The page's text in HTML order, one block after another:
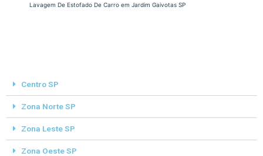
Lavagem De Estofado De Carro em Jardim Gaivotas SP
Centro SP
Zona Norte SP
Zona Leste SP
Zona Oeste SP